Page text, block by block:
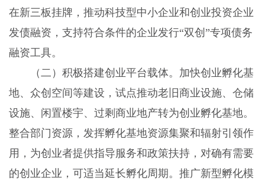
在新三板挂牌，推动科技型中小企业和创业投资企业
发债融资，支持符合条件的企业发行“双创”专项债务
融资工具。
（二）积极搭建创业平台载体。加快创业孵化基
地、众创空间等建设，试点推动老旧商业设施、仓储
设施、闲置楼宇、过剩商业地产转为创业孵化基地。
整合部门资源，发挥孵化基地资源集聚和辐射引领作
用，为创业者提供指导服务和政策扶持，对确有需要
的创业企业，可适当延长孵化周期。推广新型孵化模